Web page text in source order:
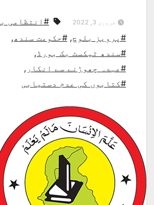
فروری 3, 2022 #انتظامی
#پرویز بلوچ, #حکومت سندھ,
#سندھ ٹیکسٹ بک بورڈ,
#عہدہ چھوڑنے سے انکار ,
#کتابوں کی عدم دستیابی